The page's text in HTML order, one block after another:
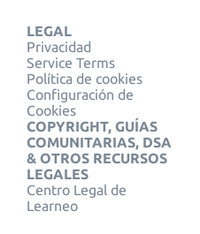
LEGAL
Privacidad
Service Terms
Política de cookies
Configuración de
Cookies
COPYRIGHT, GUÍAS
COMUNITARIAS, DSA
& OTROS RECURSOS
LEGALES
Centro Legal de
Learneo